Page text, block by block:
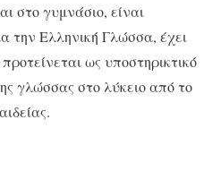
στο γυμνάσιο, είναι
την Ελληνική Γλώσσα, έχει
ως υποστηρικτικό
γλώσσας στο λύκειο από το